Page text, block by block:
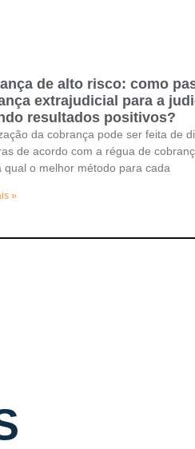
de alto risco: como
extrajudicial para a
resultados positivos?
da cobrança pode ser feita de
de acordo com a régua de
qual o melhor método para cada
»